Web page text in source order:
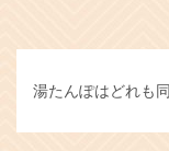
湯たんぽはどれも